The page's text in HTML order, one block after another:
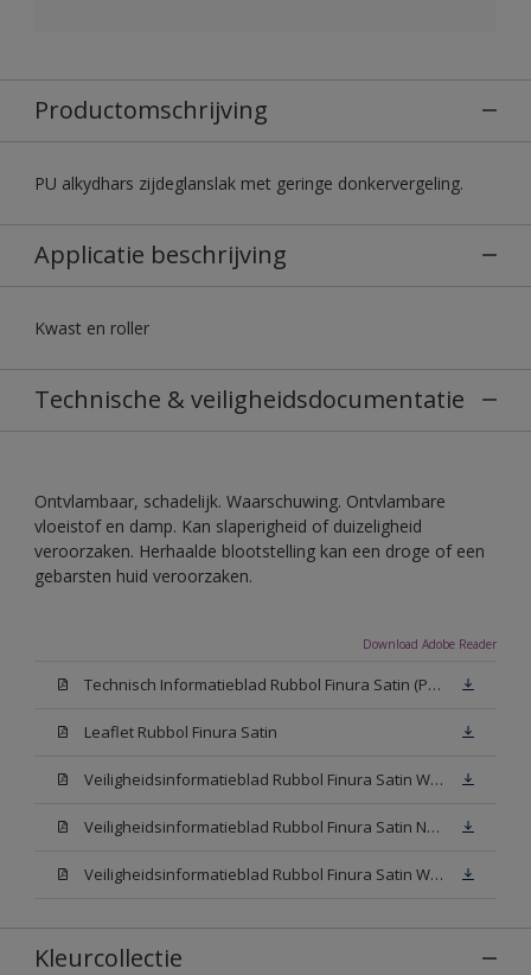
Productomschrijving
PU alkydhars zijdeglanslak met geringe donkervergeling.
Applicatie beschrijving
Kwast en roller
Technische & veiligheidsdocumentatie
Ontvlambaar, schadelijk. Waarschuwing. Ontvlambare
vloeistof en damp. Kan slaperigheid of duizeligheid
veroorzaken. Herhaalde blootstelling kan een droge of een
gebarsten huid veroorzaken.
Download Adobe Reader
Technisch Informatieblad Rubbol Finura Satin (PDF)
Leaflet Rubbol Finura Satin
Veiligheidsinformatieblad Rubbol Finura Satin W05 (MSDS)
Veiligheidsinformatieblad Rubbol Finura Satin N00 (MSDS)
Veiligheidsinformatieblad Rubbol Finura Satin White (MSDS)
Kleurcollectie